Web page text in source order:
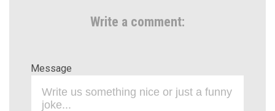
Write a comment:
Message